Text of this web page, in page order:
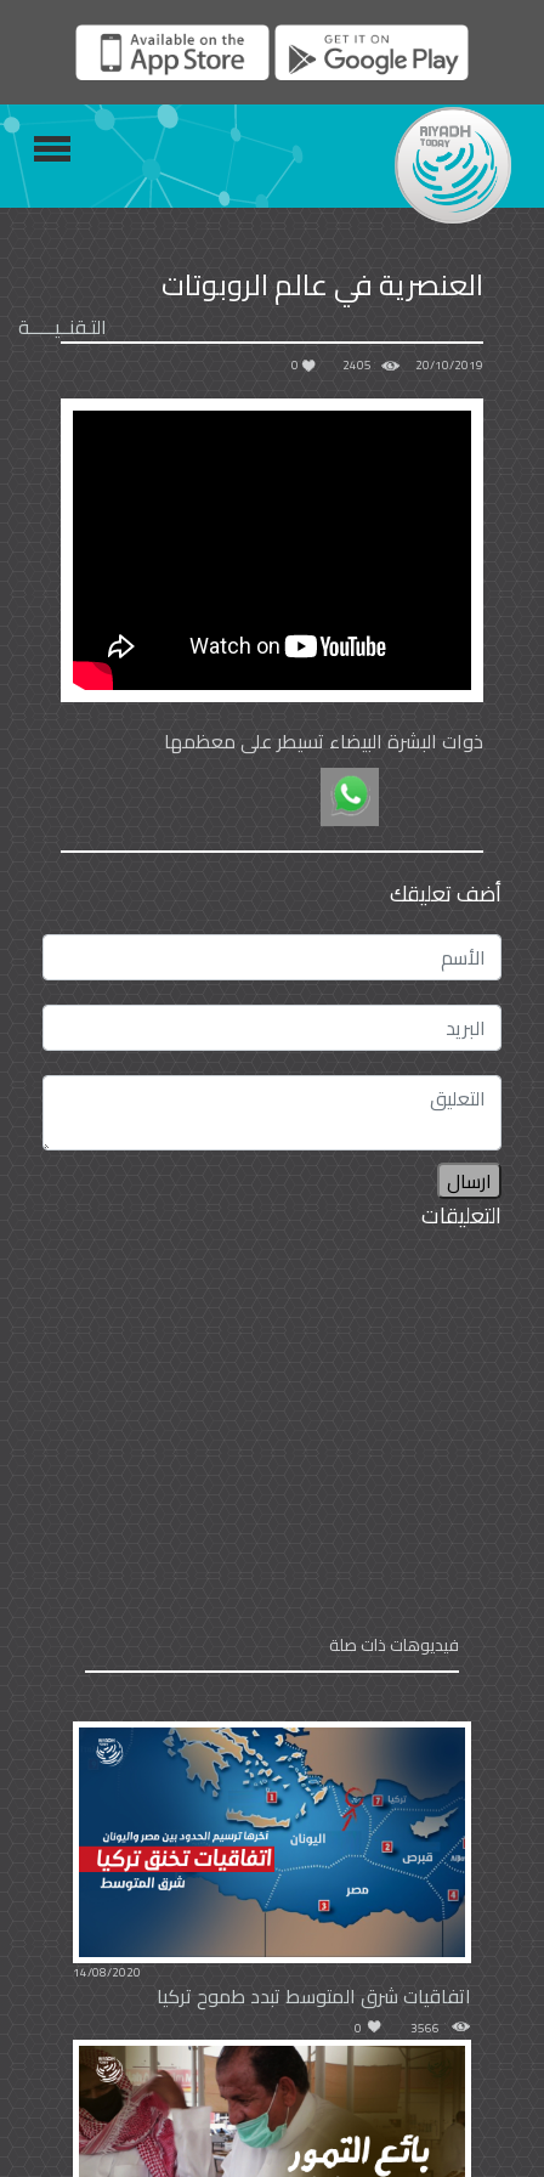
العنصرية في عالم الروبوتات
التـقنــيـــــة
20/10/2019
2405
0
ذوات البشرة البيضاء تسيطر على معظمها
أضف تعليقك
ارسال
التعليقات
فيديوهات ذات صلة
14/08/2020
اتفاقيات شرق المتوسط تبدد طموح تركيا
3566
0